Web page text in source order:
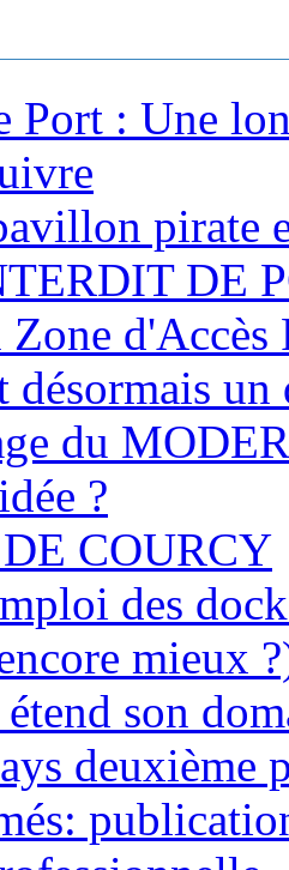
Port : Une
pirate
DE
Zone
désormais un
du
?
COURCY
des
mieux
son
deuxième